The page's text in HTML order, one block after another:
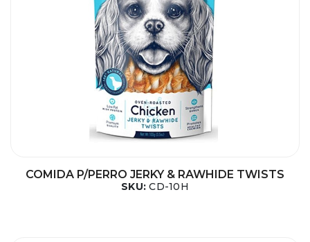
COMIDA P/PERRO JERKY & RAWHIDE TWISTS
SKU:CD-10H